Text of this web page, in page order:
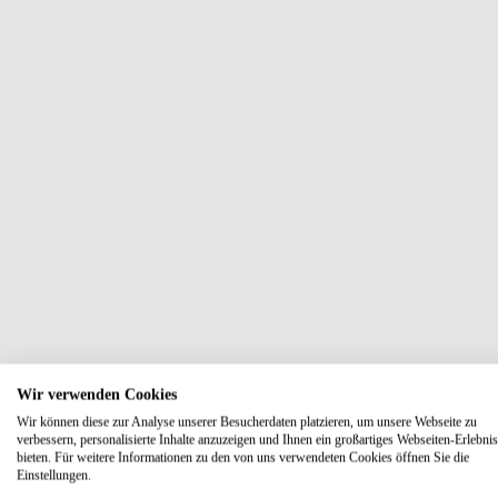
Wir verwenden Cookies
Wir können diese zur Analyse unserer Besucherdaten platzieren, um unsere Webseite zu
verbessern, personalisierte Inhalte anzuzeigen und Ihnen ein großartiges Webseiten-
bieten. Für weitere Informationen zu den von uns verwendeten Cookies öffnen Sie die
Einstellungen.